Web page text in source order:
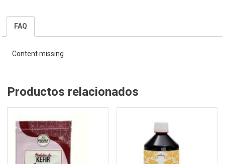
Geonat
cantidad
FAQ
Content missing
Productos relacionados